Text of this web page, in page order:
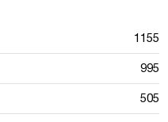
1155
995
505